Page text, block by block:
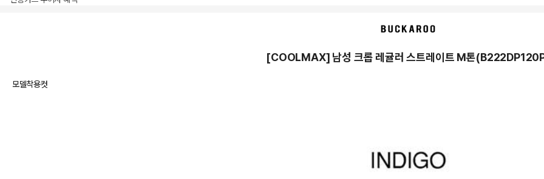
[COOLMAX] 남성 크롭 레귤러 스트레이트 M톤
모델착용컷